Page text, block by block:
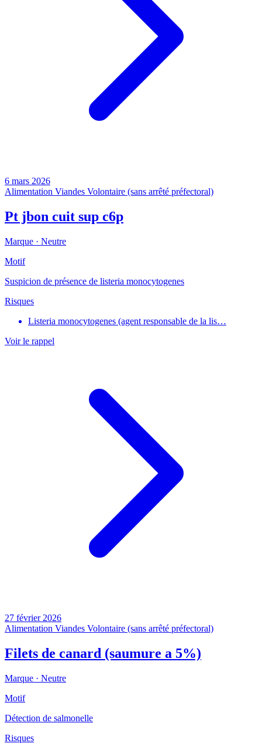
6 mars 2026
Alimentation Viandes Volontaire (sans arrêté préfectoral)
Pt jbon cuit sup c6p
Marque · Neutre
Motif
Suspicion de présence de listeria monocytogenes
Risques
Listeria monocytogenes (agent responsable de la lis…
Voir le rappel
27 février 2026
Alimentation Viandes Volontaire (sans arrêté préfectoral)
Filets de canard (saumure a 5%)
Marque · Neutre
Motif
Détection de salmonelle
Risques